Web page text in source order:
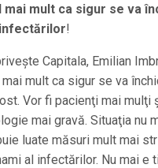
mai mult ca sigur se va
!
Capitala, Emilian
mai mult ca sigur se va
Vor fi pacienţi mai mulţi
mai gravă. Situaţia nu
luate măsuri mult mai
al infectărilor. Nu mai e